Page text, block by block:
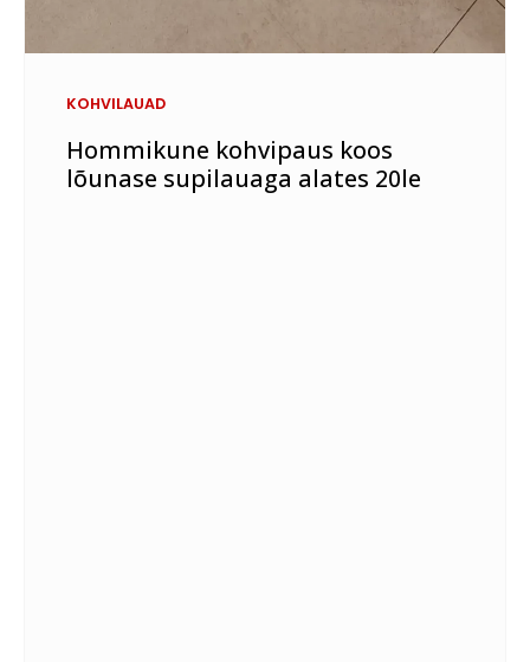
KOHVILAUAD
Hommikune kohvipaus koos
lõunase supilauaga alates 20le